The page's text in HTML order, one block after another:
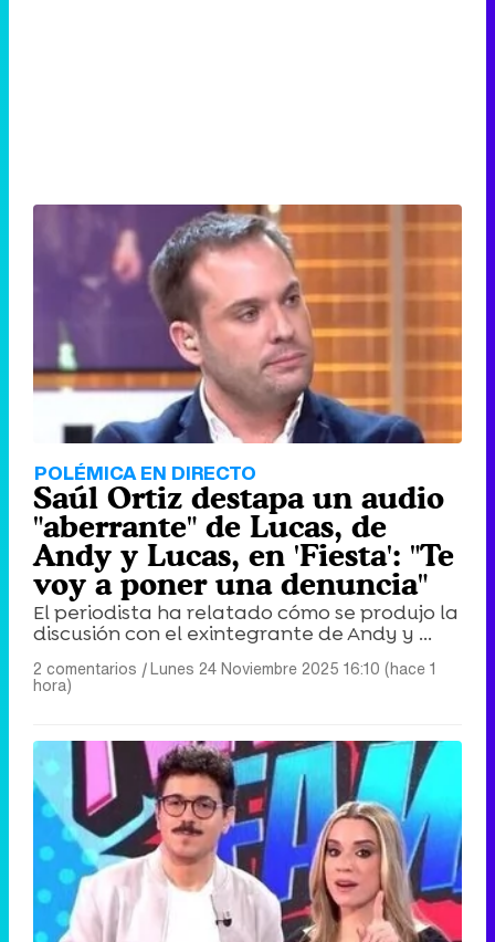
POLÉMICA EN DIRECTO
Saúl Ortiz destapa un audio
"aberrante" de Lucas, de
Andy y Lucas, en 'Fiesta': "Te
voy a poner una denuncia"
El periodista ha relatado cómo se produjo la
discusión con el exintegrante de Andy y ...
2 comentarios |Lunes 24 Noviembre 2025 16:10 (hace 1
hora)